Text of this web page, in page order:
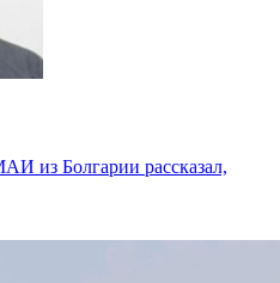
из Болгарии рассказал,